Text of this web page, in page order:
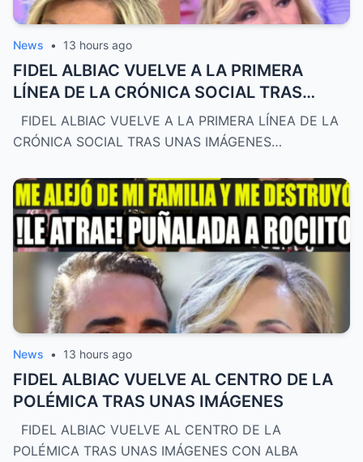
News • 13 hours ago
FIDEL ALBIAC VUELVE A LA PRIMERA
LÍNEA DE LA CRÓNICA SOCIAL TRAS
UNAS IMÁGENES
FIDEL ALBIAC VUELVE A LA PRIMERA LÍNEA DE LA
CRÓNICA SOCIAL TRAS UNAS IMÁGENES…
News • 13 hours ago
FIDEL ALBIAC VUELVE AL CENTRO DE LA
POLÉMICA TRAS UNAS IMÁGENES
FIDEL ALBIAC VUELVE AL CENTRO DE LA
POLÉMICA TRAS UNAS IMÁGENES CON ALBA